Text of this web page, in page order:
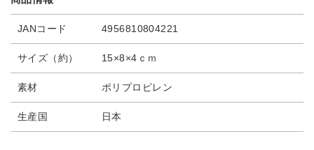
JANコード 4956810804221
サイズ（約） 15×8×4ｃｍ
素材 ポリプロピレン
生産国 日本